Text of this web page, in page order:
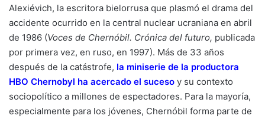
Alexiévich, la escritora bielorrusa que plasmó el drama del
accidente ocurrido en la central nuclear ucraniana en abril
de 1986 (Voces de Chernóbil. Crónica del futuro, publicada
por primera vez, en ruso, en 1997). Más de 33 años
después de la catástrofe, la miniserie de la productora
HBO Chernobyl ha acercado el suceso y su contexto
sociopolítico a millones de espectadores. Para la mayoría,
especialmente para los jóvenes, Chernóbil forma parte de